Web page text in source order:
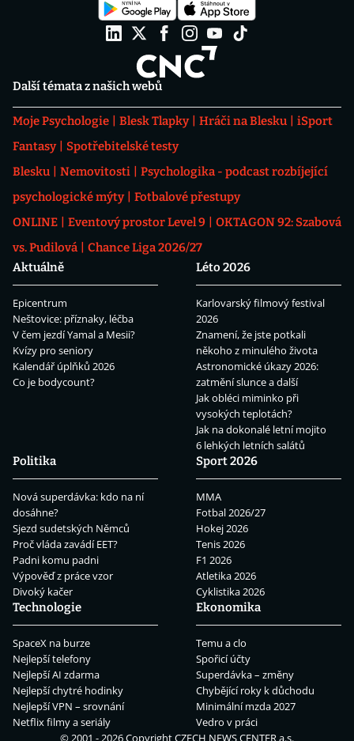
Další témata z našich webů
Moje Psychologie Blesk Tlapky Hráči na Blesku
iSport
Fantasy
Spotřebitelské testy
Blesku
Nemovitosti
Psychologika - podcast rozbíjející
psychologické mýty
Fotbalové přestupy
ONLINE
Eventový prostor Level 9
OKTAGON 92: Szabová
vs. Pudilová
Chance Liga 2026/27
Aktuálně
Epicentrum
Neštovice: příznaky, léčba
V čem jezdí Yamal a Mesii?
Kvízy pro seniory
Kalendář úplňků 2026
Co je bodycount?
Léto 2026
Karlovarský filmový festival
2026
Znamení, že jste potkali
někoho z minulého života
Astronomické úkazy 2026:
zatmění slunce a další
Jak obléci miminko při
vysokých teplotách?
Jak na dokonalé letní mojito
6 lehkých letních salátů
Politika
Nová superdávka: kdo na ní
dosáhne?
Sjezd sudetských Němců
Proč vláda zavádí EET?
Padni komu padni
Výpověď z práce vzor
Divoký kačer
Sport 2026
MMA
Fotbal 2026/27
Hokej 2026
Tenis 2026
F1 2026
Atletika 2026
Cyklistika 2026
Technologie
SpaceX na burze
Nejlepší telefony
Nejlepší AI zdarma
Nejlepší chytré hodinky
Nejlepší VPN – srovnání
Netflix filmy a seriály
Ekonomika
Temu a clo
Spořicí účty
Superdávka – změny
Chybějící roky k důchodu
Minimální mzda 2027
Vedro v práci
© 2001 - 2026 CopyrightCZECH NEWS CENTER a.s.